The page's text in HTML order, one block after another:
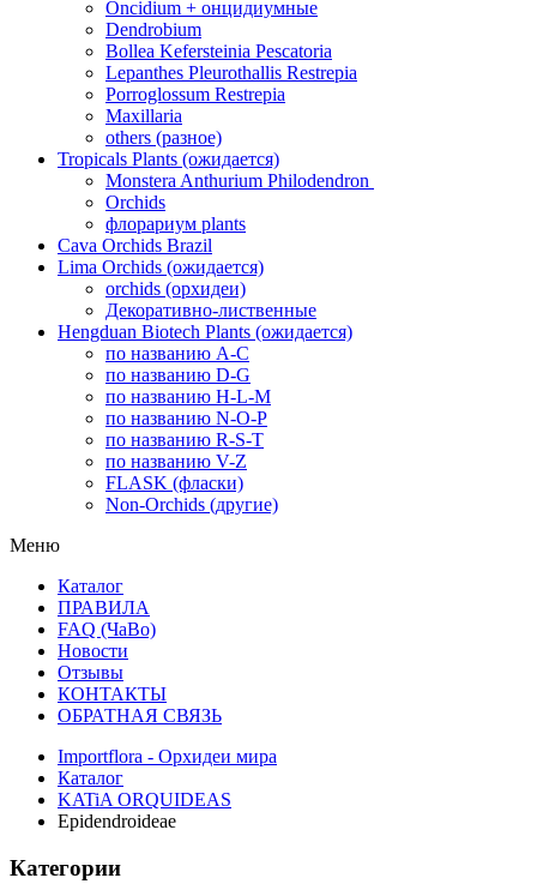
Oncidium + онцидиумные
Dendrobium
Bollea Kefersteinia Pescatoria
Lepanthes Pleurothallis Restrepia
Porroglossum Restrepia
Maxillaria
others (разное)
Tropicals Plants (ожидается)
​​​​​​​Monstera Anthurium Philodendron
Orchids
флорариум plants
Cava Orchids Brazil
Lima Orchids (ожидается)
orchids (орхидеи)
Декоративно-лиственные
Hengduan Biotech Plants (ожидается)
по названию A-C
по названию D-G
по названию H-L-M
по названию N-O-P
по названию R-S-T
по названию V-Z
FLASK (фласки)
Non-Orchids (другие)
Меню
Каталог
ПРАВИЛА
FAQ (ЧаВо)
Новости
Отзывы
КОНТАКТЫ
ОБРАТНАЯ СВЯЗЬ
Importflora - Орхидеи мира
Каталог
KATiA ORQUIDEAS
Epidendroideae
Категории